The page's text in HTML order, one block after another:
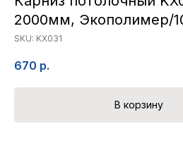
2000мм, Экополимер/
SKU: KX031
670 р.
В корзину